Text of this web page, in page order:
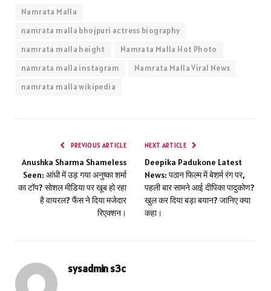
Namrata Malla
namrata malla bhojpuri actress biography
namrata malla height
Namrata Malla Hot Photo
namrata malla instagram
Namrata Malla Viral News
namrata malla wikipedia
PREVIOUS ARTICLE
Anushka Sharma Shameless
Seen: आंधी में उड़ गया अनुष्का शर्मा
का टॉप? सोशल मीडिया पर खूब हो रहा
है वायरल? फैंस ने दिया मजेदार
रिएक्शन।
NEXT ARTICLE
Deepika Padukone Latest
News: पठान फिल्म में बेशर्म रंग पर,
पहली बार सामने आई दीपिका पादुकोण?
खुल कर दिया बड़ा बयान? जानिए क्या
कहा।
sysadmin s3c